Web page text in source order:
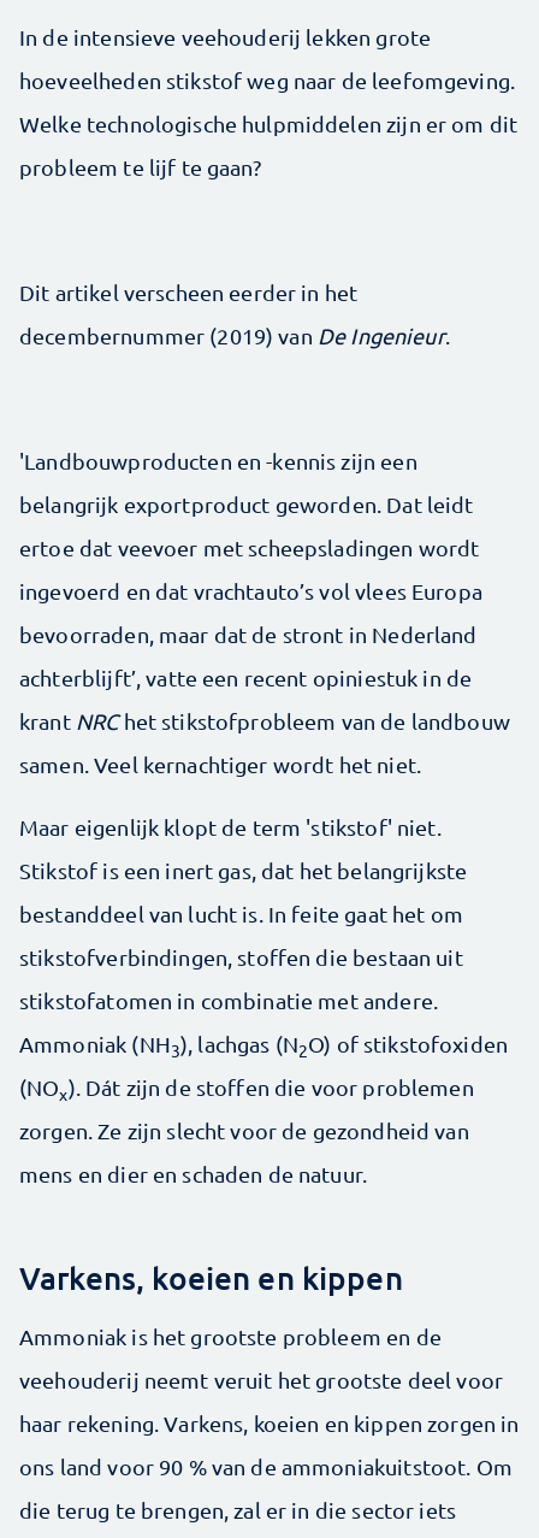
In de intensieve veehouderij lekken grote
hoeveelheden stikstof weg naar de leefomgeving.
Welke technologische hulpmiddelen zijn er om dit
probleem te lijf te gaan?
Dit artikel verscheen eerder in het
decembernummer (2019) van De Ingenieur.
'Landbouwproducten en -kennis zijn een
belangrijk exportproduct geworden. Dat leidt
ertoe dat veevoer met scheepsladingen wordt
ingevoerd en dat vrachtauto’s vol vlees Europa
bevoorraden, maar dat de stront in Nederland
achterblijft’, vatte een recent opiniestuk in de
krant NRChet stikstofprobleem van de landbouw
samen. Veel kernachtiger wordt het niet.
Maar eigenlijk klopt de term 'stikstof' niet.
Stikstof is een inert gas, dat het belangrijkste
bestanddeel van lucht is. In feite gaat het om
stikstofverbindingen, stoffen die bestaan uit
stikstofatomen in combinatie met andere.
Ammoniak (NH3), lachgas (N2O) of stikstofoxiden
(NOx). Dát zijn de stoffen die voor problemen
zorgen. Ze zijn slecht voor de gezondheid van
mens en dier en schaden de natuur.
Varkens, koeien en kippen
Ammoniak is het grootste probleem en de
veehouderij neemt veruit het grootste deel voor
haar rekening. Varkens, koeien en kippen zorgen in
ons land voor 90 % van de ammoniakuitstoot. Om
die terug te brengen, zal er in die sector iets